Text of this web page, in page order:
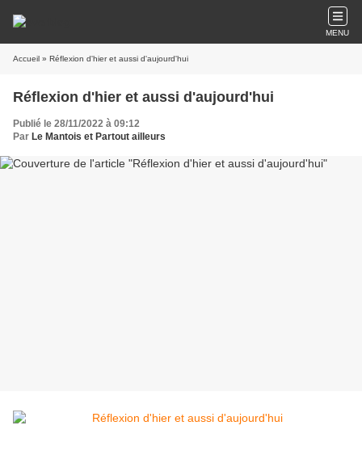
MENU
Accueil » Réflexion d'hier et aussi d'aujourd'hui
Réflexion d'hier et aussi d'aujourd'hui
Publié le 28/11/2022 à 09:12
Par Le Mantois et Partout ailleurs